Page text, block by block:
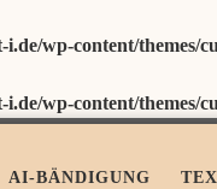
wp-content/themes/
wp-content/themes/
AI-BÄNDIGUNG